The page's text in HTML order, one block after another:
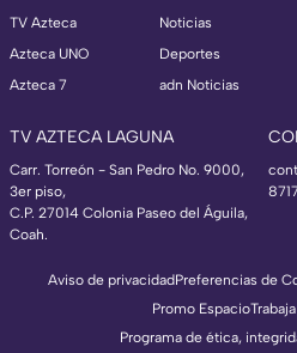
TV Azteca
Azteca UNO
Azteca 7
Noticias
Deportes
adn Noticias
TV AZTECA LAGUNA
Carr. Torreón - San Pedro No. 9000,
3er piso,
C.P. 27014 Colonia Paseo del Águila,
Coah.
Aviso de privacidadPreferencias de
Promo Espacio
Programa de ética,